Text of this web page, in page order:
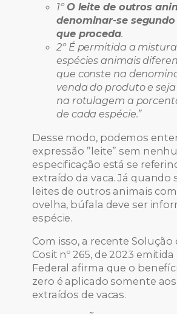
1º O leite de outros
denominar-se
que proceda.
2º É permitida a
espécies animais
que conste na
venda do produto e
na rotulagem a
de cada espécie.”
Desse modo, podemos
expressão ”leite” sem
especificação está se
extraído da vaca. Já quando
leites de outros animais
ovelha, búfala deve ser
espécie.
Com isso, a recente Solução
Cosit nº 265, de 2023
Federal afirma que o
zero é aplicado somente
extraídos de vacas.